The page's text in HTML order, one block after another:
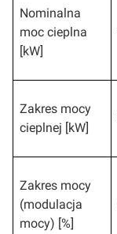
Nominalna
moc cieplna
[kW]
Zakres mocy
cieplnej [kW]
Zakres mocy
(modulacja
mocy) [%]